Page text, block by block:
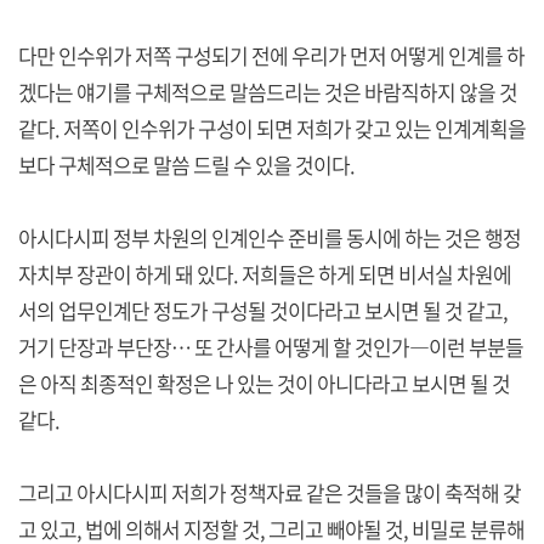
다만 인수위가 저쪽 구성되기 전에 우리가 먼저 어떻게 인계를 하
겠다는 얘기를 구체적으로 말씀드리는 것은 바람직하지 않을 것
같다. 저쪽이 인수위가 구성이 되면 저희가 갖고 있는 인계계획을
보다 구체적으로 말씀 드릴 수 있을 것이다.
아시다시피 정부 차원의 인계인수 준비를 동시에 하는 것은 행정
자치부 장관이 하게 돼 있다. 저희들은 하게 되면 비서실 차원에
서의 업무인계단 정도가 구성될 것이다라고 보시면 될 것 같고,
거기 단장과 부단장… 또 간사를 어떻게 할 것인가―이런 부분들
은 아직 최종적인 확정은 나 있는 것이 아니다라고 보시면 될 것
같다.
그리고 아시다시피 저희가 정책자료 같은 것들을 많이 축적해 갖
고 있고, 법에 의해서 지정할 것, 그리고 빼야될 것, 비밀로 분류해